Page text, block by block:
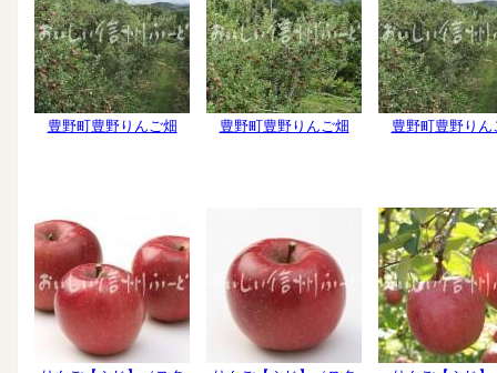
豊野町豊野りんご畑 豊野町豊野りんご畑 豊野町豊野りん